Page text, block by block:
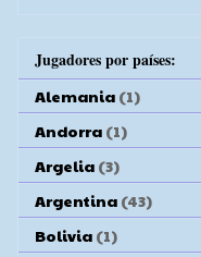
Jugadores por países:
Alemania (1)
Andorra (1)
Argelia (3)
Argentina (43)
Bolivia (1)